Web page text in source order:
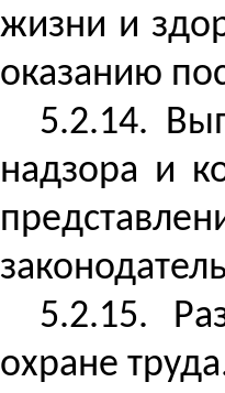
жизни и
оказанию
5.2.14.
надзора и
5.2.15.
охране